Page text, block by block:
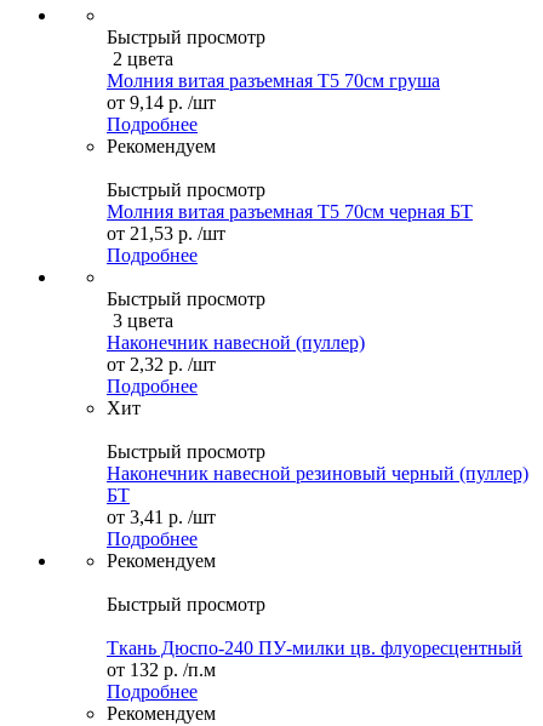
Быстрый просмотр
2 цвета
Молния витая разъемная Т5 70см груша
от 9,14 р. /шт
Подробнее
Рекомендуем
Быстрый просмотр
Молния витая разъемная Т5 70см черная БТ
от 21,53 р. /шт
Подробнее
Быстрый просмотр
3 цвета
Наконечник навесной (пуллер)
от 2,32 р. /шт
Подробнее
Хит
Быстрый просмотр
Наконечник навесной резиновый черный (пуллер)
БТ
от 3,41 р. /шт
Подробнее
Рекомендуем
Быстрый просмотр
Ткань Дюспо-240 ПУ-милки цв. флуоресцентный
от 132 р. /п.м
Подробнее
Рекомендуем